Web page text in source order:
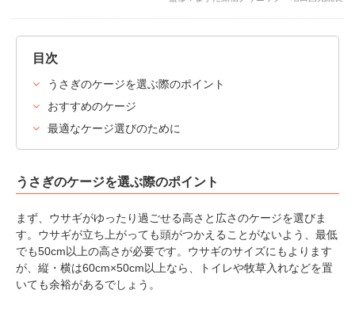
目次
うさぎのケージを選ぶ際のポイント
おすすめのケージ
最適なケージ選びのために
うさぎのケージを選ぶ際のポイント
まず、ウサギがゆったり過ごせる高さと広さのケージを選びま
す。ウサギが立ち上がっても頭がつかえることがないよう、最低
でも50cm以上の高さが必要です。ウサギのサイズにもよります
が、縦・横は60cm×50cm以上なら、トイレや牧草入れなどを置
いても余裕があるでしょう。